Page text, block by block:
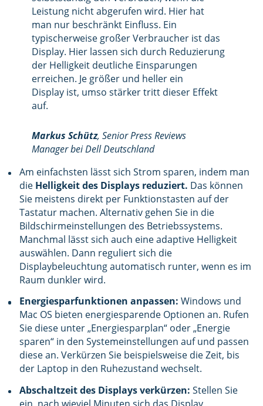
Leistung nicht abgerufen wird. Hier hat
man nur beschränkt Einfluss. Ein
typischerweise großer Verbraucher ist das
Display. Hier lassen sich durch Reduzierung
der Helligkeit deutliche Einsparungen
erreichen. Je größer und heller ein
Display ist, umso stärker tritt dieser Effekt
auf.
Markus Schütz, Senior Press Reviews
Manager bei Dell Deutschland
Am einfachsten lässt sich Strom sparen, indem man
die Helligkeit des Displays reduziert. Das können
Sie meistens direkt per Funktionstasten auf der
Tastatur machen. Alternativ gehen Sie in die
Bildschirmeinstellungen des Betriebssystems.
Manchmal lässt sich auch eine adaptive Helligkeit
auswählen. Dann reguliert sich die
Displaybeleuchtung automatisch runter, wenn es im
Raum dunkler wird.
Energiesparfunktionen anpassen: Windows und
Mac OS bieten energiesparende Optionen an. Rufen
Sie diese unter „Energiesparplan“ oder „Energie
sparen“ in den Systemeinstellungen auf und passen
diese an. Verkürzen Sie beispielsweise die Zeit, bis
der Laptop in den Ruhezustand wechselt.
Abschaltzeit des Displays verkürzen: Stellen Sie